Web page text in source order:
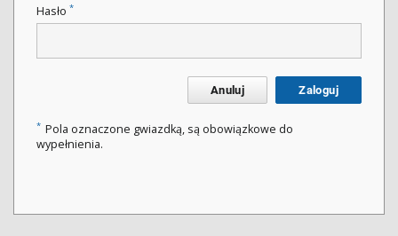
Hasło *
Anuluj Zaloguj
* Pola oznaczone gwiazdką, są obowiązkowe do
wypełnienia.